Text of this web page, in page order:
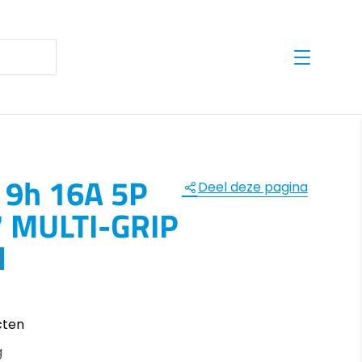
results are available use up and down arrows to
16A 5P
GRIP
Deel deze pagina